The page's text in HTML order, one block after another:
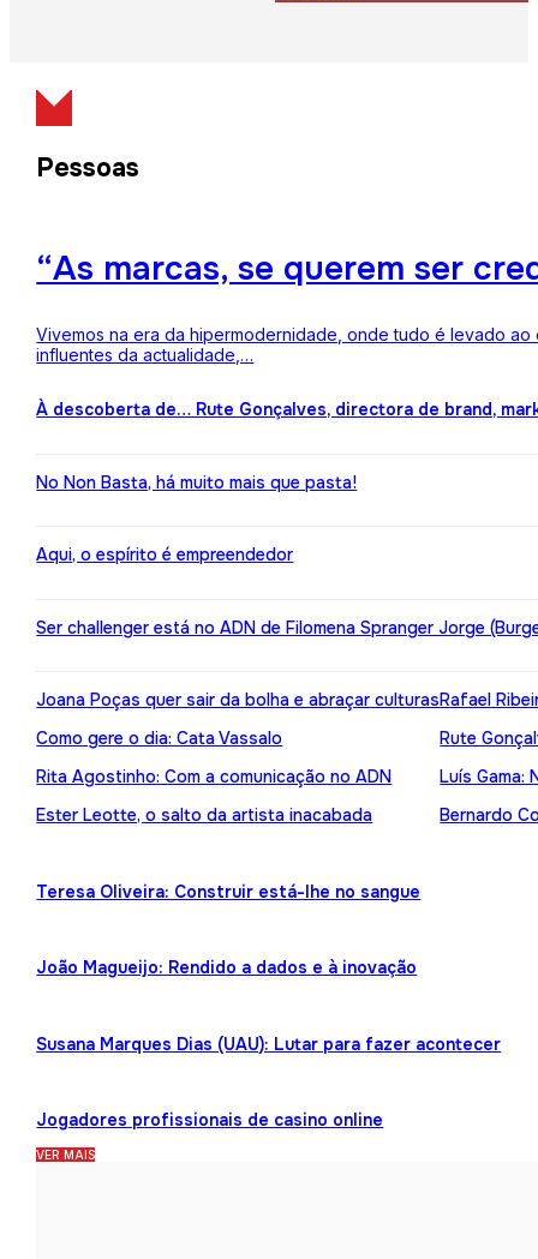
Pessoas
“As marcas, se querem ser
Vivemos na era da hipermodernidade, onde tudo é levado
influentes da actualidade,…
À descoberta de… Rute Gonçalves, directora de brand,
No Non Basta, há muito mais que pasta!
Aqui, o espírito é empreendedor
Ser challenger está no ADN de Filomena Spranger Jorge
Joana Poças quer sair da bolha e abraçar culturas
Como gere o dia: Cata Vassalo
Rita Agostinho: Com a comunicação no ADN
Ester Leotte, o salto da artista inacabada
Rafael
Rute
Luís Gama:
Bernardo
Teresa Oliveira: Construir está-lhe no sangue
João Magueijo: Rendido a dados e à inovação
Susana Marques Dias (UAU): Lutar para fazer acontecer
Jogadores profissionais de casino online
VER MAIS